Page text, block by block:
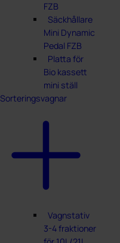
FZB
Säckhållare
Mini Dynamic
Pedal FZB
Platta för
Bio kassett
mini ställ
Sorteringsvagnar
Vagnstativ
3-4 fraktioner